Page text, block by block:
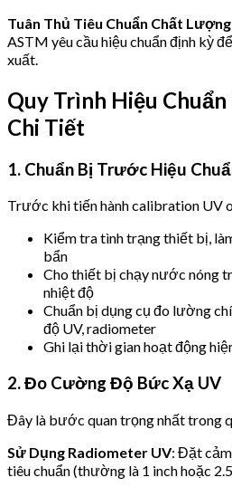
Tuân Thủ Tiêu Chuẩn Chất Lượng
ASTM yêu cầu hiệu chuẩn định kỳ
xuất.
Quy Trình Hiệu
Chi Tiết
1. Chuẩn Bị Trước Hiệu
Trước khi tiến hành calibration UV
Kiểm tra tình trạng thiết bị,
bẩn
Cho thiết bị chạy nước nóng
nhiệt độ
Chuẩn bị dụng cụ đo lường
độ UV, radiometer
Ghi lại thời gian hoạt động
2. Đo Cường Độ Bức Xạ UV
Đây là bước quan trọng nhất trong
Sử Dụng Radiometer UV: Đặt
tiêu chuẩn (thường là 1 inch hoặc